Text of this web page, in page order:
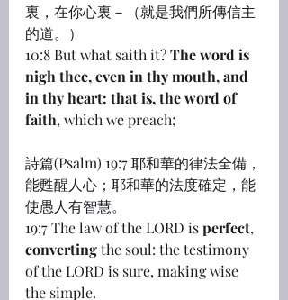
裏，在你心裏－（就是我們所傳信主
的道。）
10:8 But what saith it? The word is
nigh thee, even in thy mouth, and
in thy heart: that is, the word of
faith, which we preach;
詩篇(Psalm) 19:7 耶和華的律法全備，
能甦醒人心；耶和華的法度確定，能
使愚人有智慧。
19:7 The law of the LORD is perfect,
converting the soul: the testimony
of the LORD is sure, making wise
the simple.